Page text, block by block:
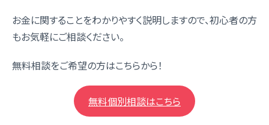
お金に関することをわかりやすく説明しますので、初心者の方
もお気軽にご相談ください。
無料相談をご希望の方はこちらから！
無料個別相談はこちら